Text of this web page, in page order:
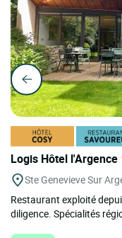
Logis Hôtel l'Argence
Ste Genevieve Sur
Restaurant exploité
diligence. Spécialités